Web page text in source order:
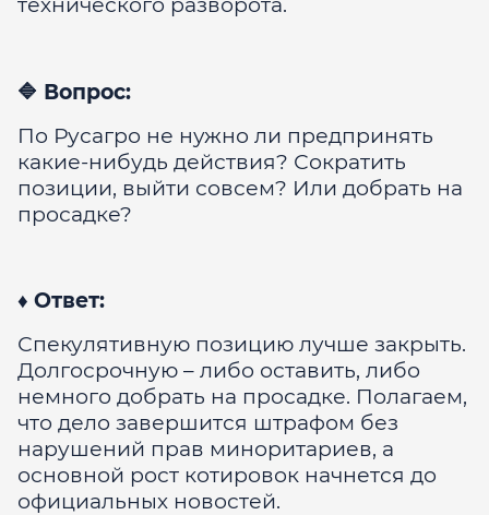
технического разворота.
🔷 Вопрос:
По Русагро не нужно ли предпринять
какие-нибудь действия? Сократить
позиции, выйти совсем? Или добрать на
просадке?
♦️ Ответ:
Спекулятивную позицию лучше закрыть.
Долгосрочную – либо оставить, либо
немного добрать на просадке. Полагаем,
что дело завершится штрафом без
нарушений прав миноритариев, а
основной рост котировок начнется до
официальных новостей.